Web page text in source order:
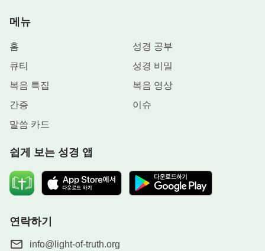
움직이고 있었습니다. 오전 8시면 그녀가 항암 치료
는 약물이 몸에 들어가면서 그녀는 자신의 몸이 서서
히 불편해지는 것을 느꼈습니다. 온몸이 시큰거렸고,
아프고, 부어올랐으며, 두통도 심했습니다. 항암 치
고통 속에서 그녀는 생각했습니다. ‘이제 시작인데
너무나 고통스럽고 견디기 힘들어. 항암 치료 과정이
이 너무나 고통스로워 그녀는 죽고 싶은 심정이었습
니다. 그래서 쉬지 않고 하나님께 간절히 기도할 수
밖에 없었습니다. ‘하나님, 항암 치료의 고통은 정말
이지 견뎌낼 수 없어요. 죽고 싶은 심정입니다. 하나
님, 도와주세요. 저에게 믿음을 주시고 이 고통을 이
메뉴
홈
성경 공부
큐티
성경 비밀
복음 특집
복음 영상
간증
이슈
말씀 카드
쉽게 보는 성경 앱
연락하기
info@light-of-truth.org